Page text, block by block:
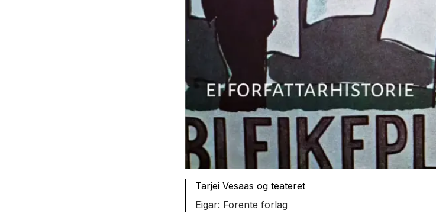
Tarjei Vesaas og teateret
Forente forlag